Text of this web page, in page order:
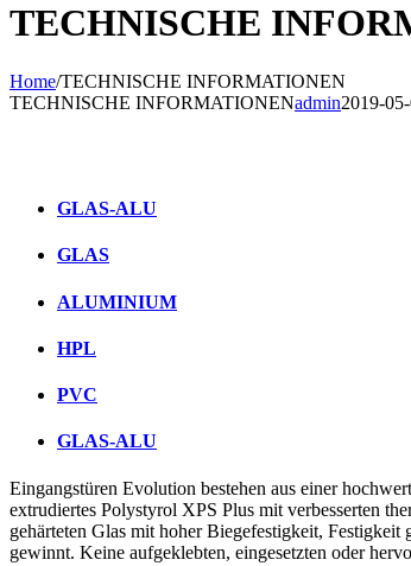
TECHNISCHE
Home/TECHNISCHE INFORMATIONEN
TECHNISCHE INFORMATIONENadmin2019-
GLAS-ALU
GLAS
ALUMINIUM
HPL
PVC
GLAS-ALU
Eingangstüren Evolution bestehen aus einer
extrudiertes Polystyrol XPS Plus mit verbesserten
gehärteten Glas mit hoher Biegefestigkeit,
gewinnt. Keine aufgeklebten, eingesetzten oder